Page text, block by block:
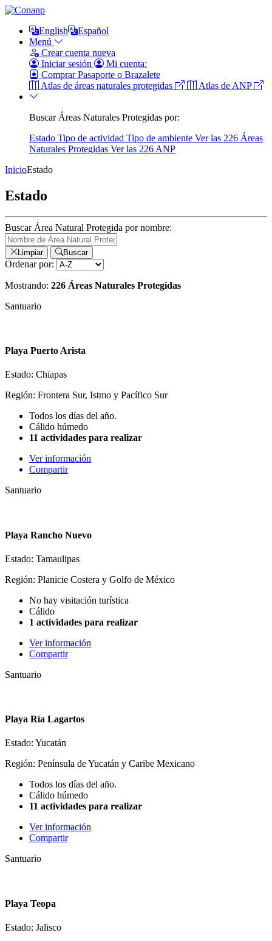
English
Español
Menú
Crear cuenta nueva
Iniciar sesión
Mi cuenta:
Comprar Pasaporte o Brazalete
Atlas de áreas naturales protegidas
Atlas de ANP
Buscar Áreas Naturales Protegidas por:
Estado Tipo de actividad Tipo de ambiente Ver las 226 Áreas
Naturales Protegidas Ver las 226 ANP
InicioEstado
Estado
Buscar Área Natural Protegida por nombre:
Limpiar Buscar
Ordenar por:
Mostrando: 226 Áreas Naturales Protegidas
Santuario
Playa Puerto Arista
Estado: Chiapas
Región: Frontera Sur, Istmo y Pacífico Sur
Todos los días del año.
Cálido húmedo
11 actividades para realizar
Ver información
Compartir
Santuario
Playa Rancho Nuevo
Estado: Tamaulipas
Región: Planicie Costera y Golfo de México
No hay visitación turística
Cálido
1 actividades para realizar
Ver información
Compartir
Santuario
Playa Ría Lagartos
Estado: Yucatán
Región: Península de Yucatán y Caribe Mexicano
Todos los días del año.
Cálido húmedo
11 actividades para realizar
Ver información
Compartir
Santuario
Playa Teopa
Estado: Jalisco